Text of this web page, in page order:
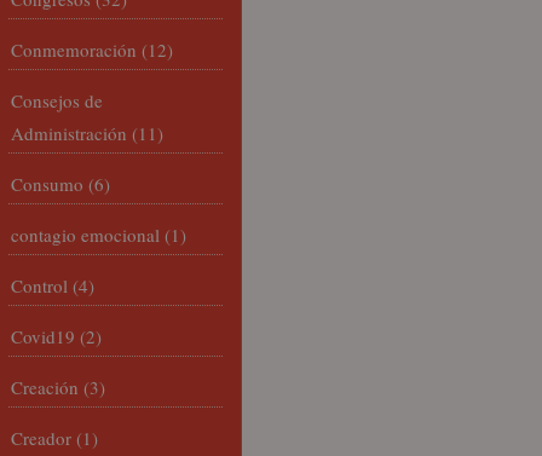
Conmemoración (12)
Consejos de
Administración (11)
Consumo (6)
contagio emocional (1)
Control (4)
Covid19 (2)
Creación (3)
Creador (1)